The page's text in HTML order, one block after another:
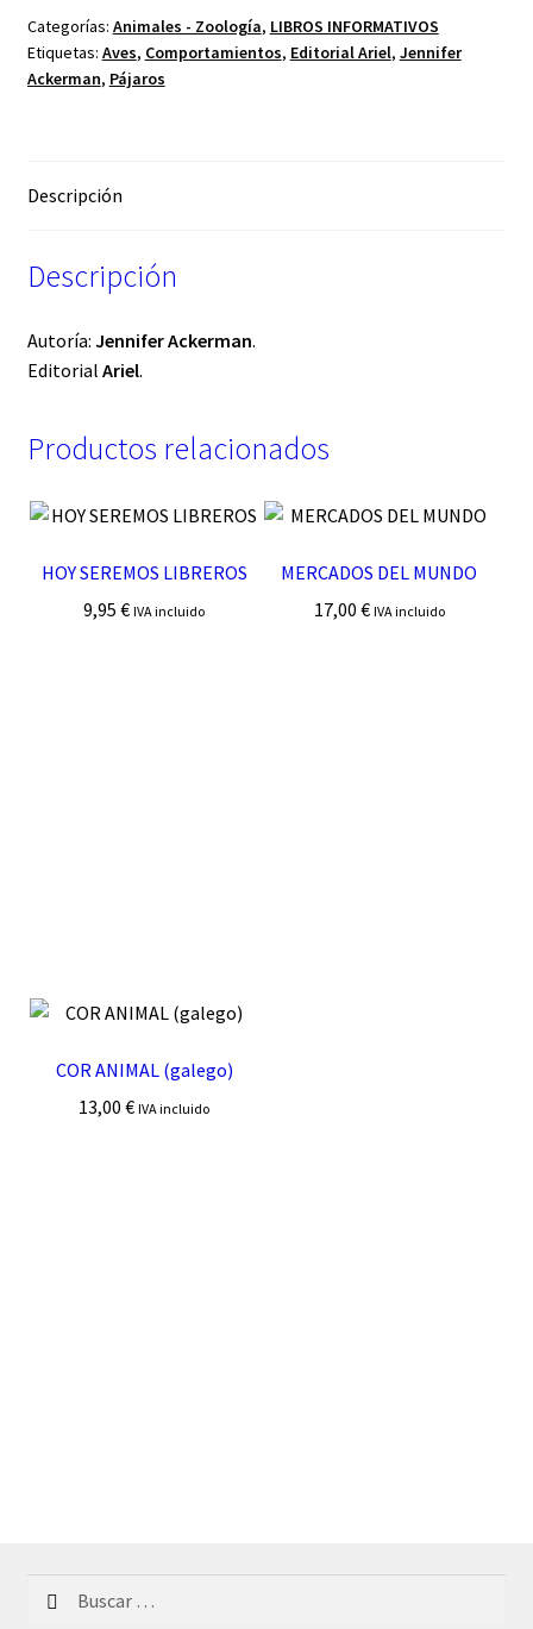
Categorías: Animales - Zoología, LIBROS INFORMATIVOS
Etiquetas: Aves, Comportamientos, Editorial Ariel, Jennifer
Ackerman, Pájaros
Descripción
Descripción
Autoría: Jennifer Ackerman.
Editorial Ariel.
Productos relacionados
HOY SEREMOS LIBREROS
9,95€ IVA incluido
MERCADOS DEL MUNDO
17,00 € IVA incluido
COR ANIMAL (galego)
13,00€ IVA incluido